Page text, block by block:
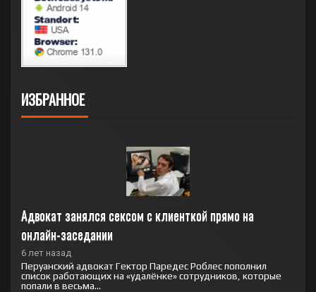
ИЗБРАННОЕ
Адвокат занялся сексом с клиенткой прямо на
онлайн-заседании
6 лет назад
Перуанский адвокат Гектор Паредес Роблес пополнил
список работающих на «удалёнке» сотрудников, которые
попали в весьма...